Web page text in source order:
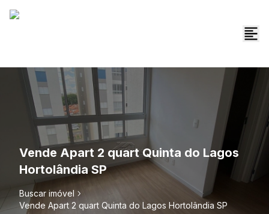
Vende Apart 2 quart Quinta do Lagos
Hortolândia SP
Buscar imóvel
Vende Apart 2 quart Quinta do Lagos Hortolândia SP